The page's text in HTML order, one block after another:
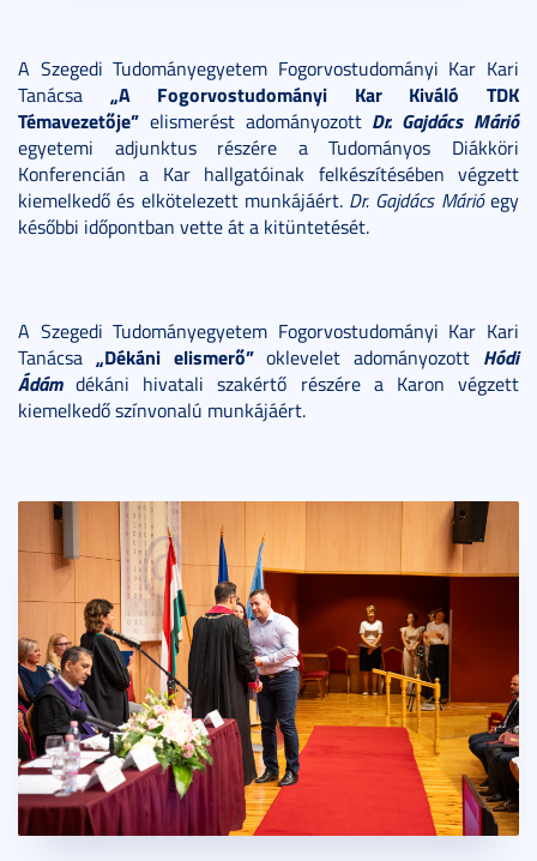
A Szegedi Tudományegyetem Fogorvostudományi Kar Kari
Tanácsa „A Fogorvostudományi Kar Kiváló TDK
Témavezetője” elismerést adományozott Dr. Gajdács Márió
egyetemi adjunktus részére a Tudományos Diákköri
Konferencián a Kar hallgatóinak felkészítésében végzett
kiemelkedő és elkötelezett munkájáért. Dr. Gajdács Márióegy
későbbi időpontban vette át a kitüntetését.
A Szegedi Tudományegyetem Fogorvostudományi Kar Kari
Tanácsa „Dékáni elismerő”oklevelet adományozott Hódi
Ádámdékáni hivatali szakértő részére a Karon végzett
kiemelkedő színvonalú munkájáért.